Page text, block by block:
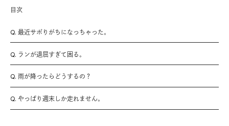
目次
Q. 最近サボりがちになっちゃった。
Q. ランが退屈すぎて困る。
Q. 雨が降ったらどうするの？
Q. やっぱり週末しか走れません。